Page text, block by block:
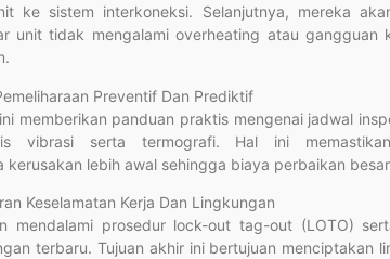
ke sistem interkoneksi. Selanjutnya, mereka
unit tidak mengalami overheating atau gangguan
Preventif Dan Prediktif
memberikan panduan praktis mengenai jadwal
vibrasi serta termografi. Hal ini
kerusakan lebih awal sehingga biaya perbaikan
Keselamatan Kerja Dan Lingkungan
mendalami prosedur lock-out tag-out (LOTO)
terbaru. Tujuan akhir ini bertujuan menciptakan